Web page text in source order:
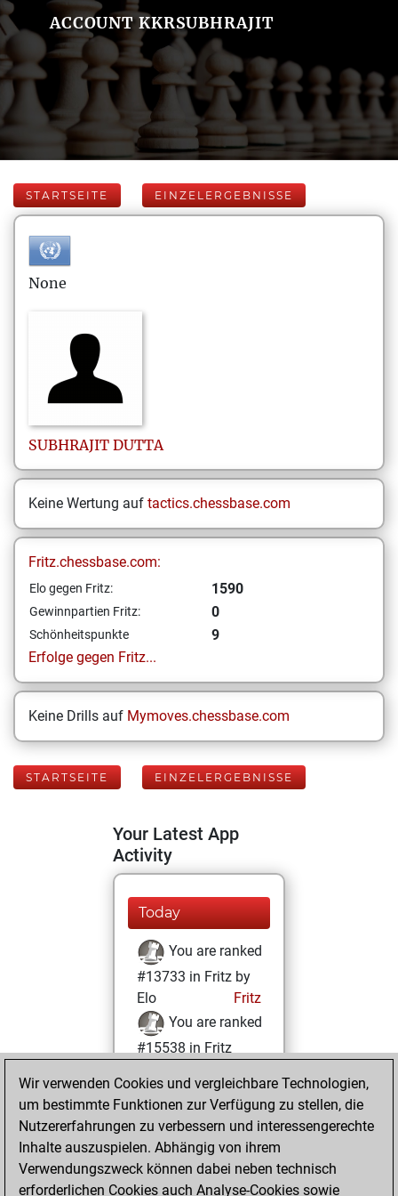
ACCOUNT KKRSUBHRAJIT
STARTSEITE EINZELERGEBNISSE
None
SUBHRAJIT DUTTA
Keine Wertung auf tactics.chessbase.com
Fritz.chessbase.com:
Elo gegen Fritz: 1590
Gewinnpartien Fritz: 0
Schönheitspunkte
9
Erfolge gegen Fritz...
Keine Drills auf Mymoves.chessbase.com
STARTSEITE EINZELERGEBNISSE
Your Latest App
Activity
Today
You are ranked
#13733 in Fritz by
Elo
Fritz
You are ranked
#15538 in Fritz
Sonntag, Juni 8,
2025
You achieved a
BeautyScore of 9
Wir verwenden Cookies und vergleichbare Technologien,
um bestimmte Funktionen zur Verfügung zu stellen, die
Nutzererfahrungen zu verbessern und interessengerechte
Inhalte auszuspielen. Abhängig von ihrem
Verwendungszweck können dabei neben technisch
erforderlichen Cookies auch Analyse-Cookies sowie